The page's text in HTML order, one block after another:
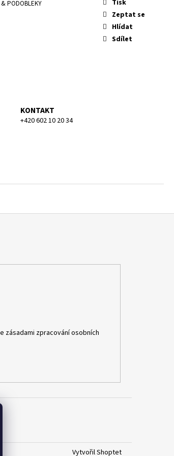
PODOBLEKY
Tisk
Zeptat se
Hlídat
Sdílet
KONTAKT
+420 602 10 20 34
zásadami zpracování osobních
Vytvořil Shoptet